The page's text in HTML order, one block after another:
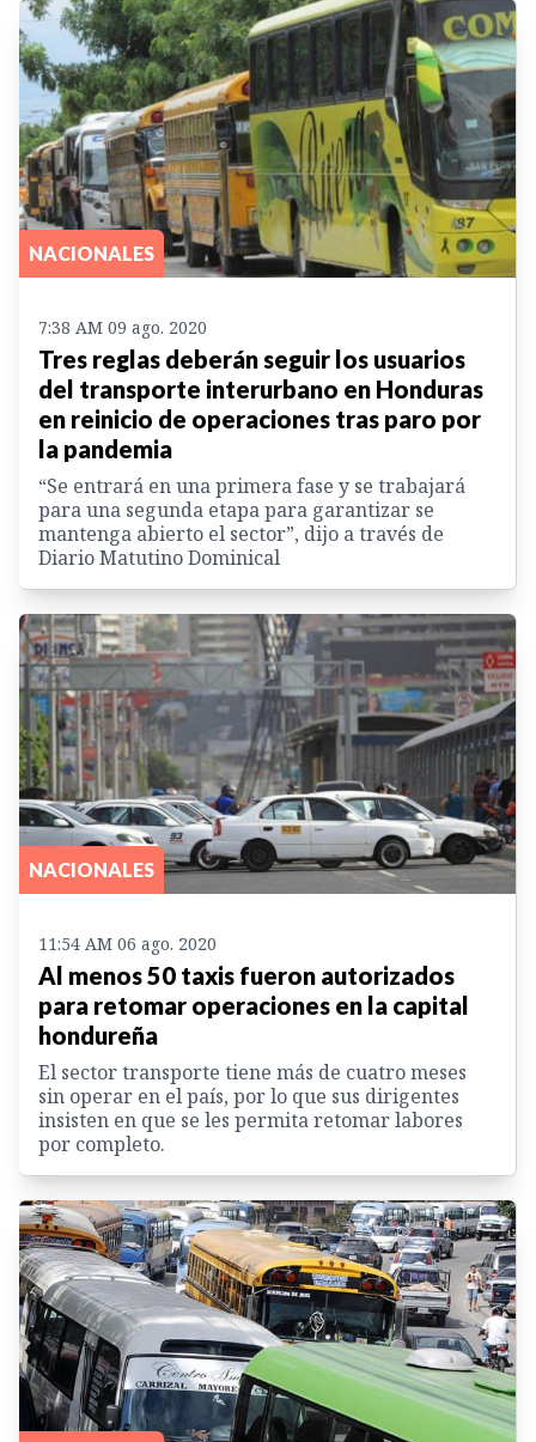
NACIONALES
7:38 AM 09 ago. 2020
Tres reglas deberán seguir los usuarios
del transporte interurbano en Honduras
en reinicio de operaciones tras paro por
la pandemia
“Se entrará en una primera fase y se trabajará
para una segunda etapa para garantizar se
mantenga abierto el sector”, dijo a través de
Diario Matutino Dominical
NACIONALES
11:54 AM 06 ago. 2020
Al menos 50 taxis fueron autorizados
para retomar operaciones en la capital
hondureña
El sector transporte tiene más de cuatro meses
sin operar en el país, por lo que sus dirigentes
insisten en que se les permita retomar labores
por completo.